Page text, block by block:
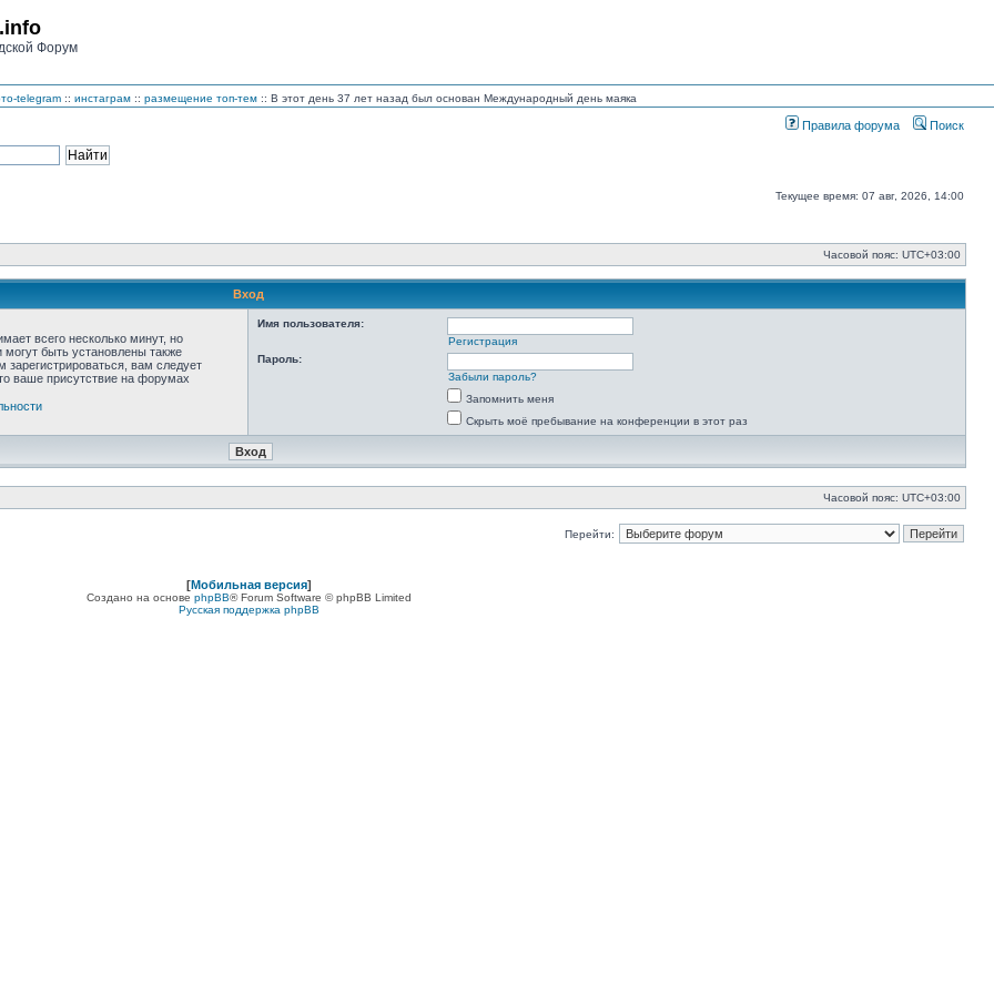
Форум
telegram :: инстаграм :: размещение топ-тем :: В этот день 37 лет назад был основан Международный день маяка
Правила форума Поиск
Текущее время: 07 авг, 2026, 14:00
Часовой пояс: UTC+03:00
Вход
всего несколько минут, но
быть установлены также
зарегистрироваться, вам следует
ваше присутствие на форумах
Имя пользователя:
Регистрация
Пароль:
Забыли пароль?
Запомнить меня
Скрыть моё пребывание на конференции в этот раз
Часовой пояс: UTC+03:00
Перейти:
[Мобильная версия]
Создано на основе phpBB® Forum Software © phpBB Limited
Русская поддержка phpBB